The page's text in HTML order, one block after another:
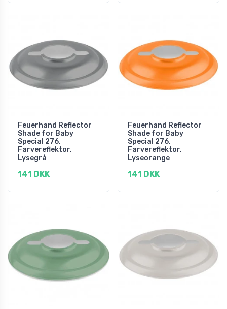
Feuerhand Reflector
Shade for Baby
Special 276,
Farvereflektor,
Lysegrå
141 DKK
Feuerhand Reflector
Shade for Baby
Special 276,
Farvereflektor,
Lyseorange
141 DKK